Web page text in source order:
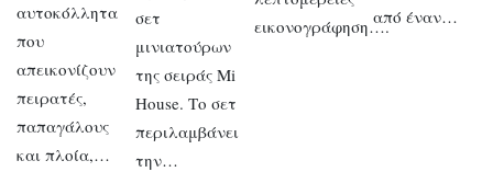
αυτοκόλλητα
που
απεικονίζουν
πειρατές,
παπαγάλους
και πλοία,…
σετ
μινιατούρων
της σειράς Mi
House. Το σετ
περιλαμβάνει
την…
εικονογράφηση….από έναν…